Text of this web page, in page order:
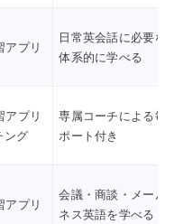
アプリ
日常英会話に必要な
体系的に学べる
アプリ
ング
専属コーチによる毎
ポート付き
アプリ
会議・商談・メール
ネス英語を学べる